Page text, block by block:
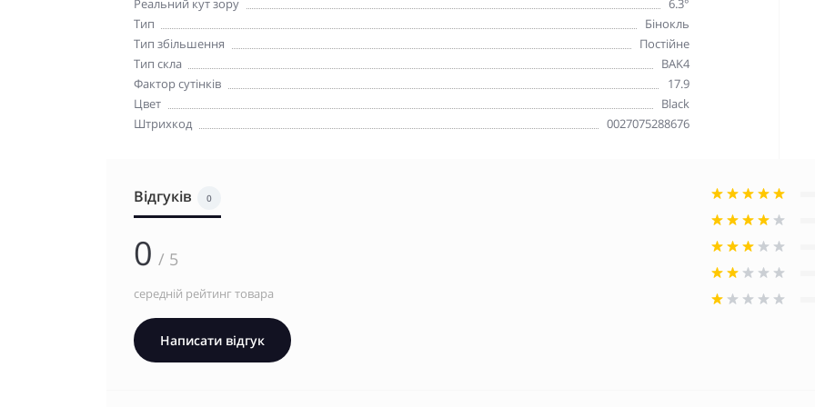
Реальний кут зору
6.3°
Тип
Бінокль
Тип збільшення
Постійне
Тип скла
BAK4
Фактор сутінків
17.9
Цвет
Black
Штрихкод
0027075288676
Відгуків 0
0 / 5
середній рейтинг товара
Написати відгук